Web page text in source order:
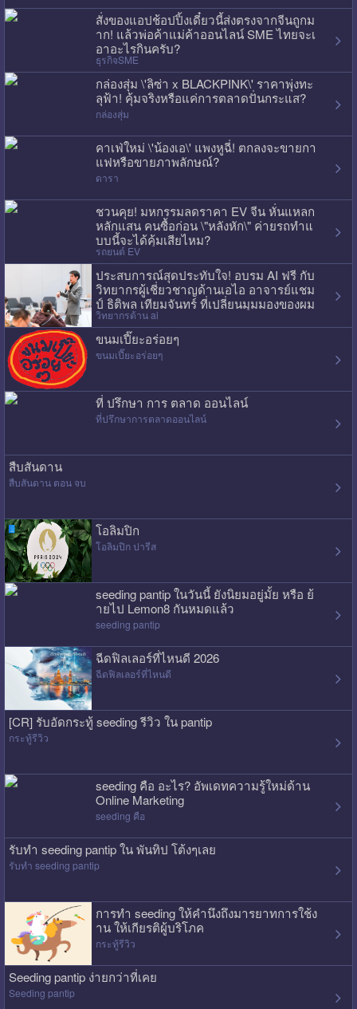
สั่งของแอปช้อปปิ้งเดี๋ยวนี้ส่งตรงจากจีนถูกม
าก! แล้วพ่อค้าแม่ค้าออนไลน์ SME ไทยจะเ
อาอะไรกินครับ?
ธุรกิจSME
กล่องสุ่ม \'ลิซ่า x BLACKPINK\' ราคาพุ่งทะ
ลุฟ้า! คุ้มจริงหรือแค่การตลาดปั่นกระแส?
กล่องสุ่ม
คาเฟ่ใหม่ \'น้องเอ\' แพงหูฉี่! ตกลงจะขายกา
แฟหรือขายภาพลักษณ์?
ดารา
ชวนคุย! มหกรรมลดราคา EV จีน หั่นแหลก
หลักแสน คนซื้อก่อน \"หลังหัก\" ค่ายรถทำแ
บบนี้จะได้คุ้มเสียไหม?
รถยนต์ EV
ประสบการณ์สุดประทับใจ! อบรม AI ฟรี กับ
วิทยากรผู้เชี่ยวชาญด้านเอไอ อาจารย์แชม
ป์ ธิติพล เทียมจันทร์ ที่เปลี่ยนมุมมองของผม
ไปเลย
วิทยากรด้าน ai
ขนมเปี๊ยะอร่อยๆ
ขนมเปี๊ยะอร่อยๆ
ที่ ปรึกษา การ ตลาด ออนไลน์
ที่ปรึกษาการตลาดออนไลน์
สืบสันดาน
สืบสันดาน ตอน จบ
โอลิมปิก
โอลิมปิก ปารีส
seeding pantip ในวันนี้ ยังนิยมอยู่มั้ย หรือ ย้
ายไป Lemon8 กันหมดแล้ว
seeding pantip
ฉีดฟิลเลอร์ที่ไหนดี 2026
ฉีดฟิลเลอร์ที่ไหนดี
[CR] รับอัดกระทู้ seeding รีวิว ใน pantip
กระทู้รีวิว
seeding คือ อะไร? อัพเดทความรู้ใหม่ด้าน
Online Marketing
seeding คือ
รับทำ seeding pantip ใน พันทิป โต้งๆเลย
รับทำ seeding pantip
การทำ seeding ให้คำนึงถึงมารยาทการใช้ง
าน ให้เกียรติผู้บริโภค
กระทู้รีวิว
Seeding pantip ง่ายกว่าที่เคย
Seeding pantip